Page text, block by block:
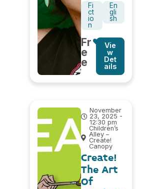
Fi
ct
io
n
En
gli
sh
Fr
e
e
Vie
w
Det
ails
November
23, 2025 -
12:30 pm
Children’s
Alley –
Create!
Canopy
Create!
The Art
Of